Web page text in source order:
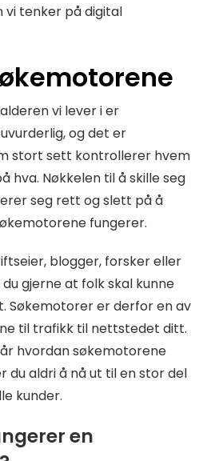
tenker på digital
vi lever i er
og det er
stort sett kontrollerer hvem
hva. Nøkkelen til å skille seg
seg rett og slett på å
fungerer.
blogger, forsker eller
gjerne at folk skal kunne
Søkemotorer er derfor en av
til trafikk til nettstedet ditt.
hvordan søkemotorene
du aldri å nå ut til en stor del
kunder.
en